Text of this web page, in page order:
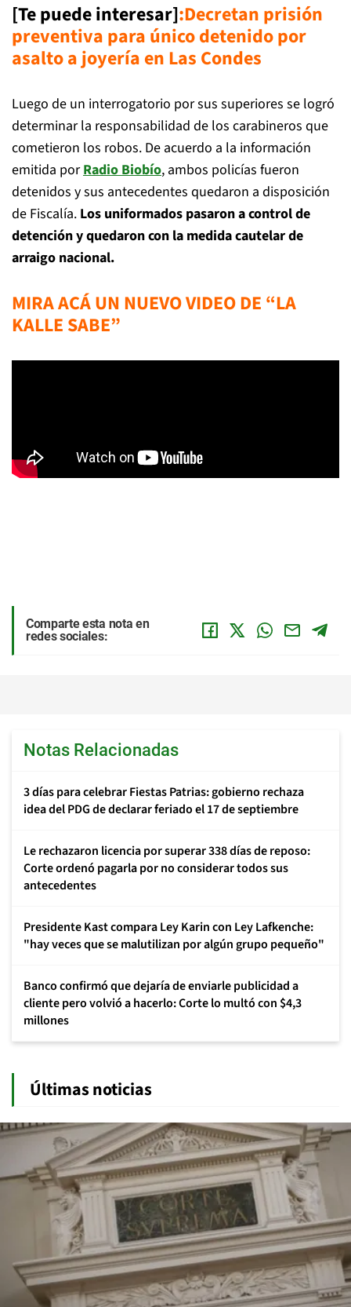
[Te puede interesar]:Decretan prisión
preventiva para único detenido por
asalto a joyería en Las Condes
Luego de un interrogatorio por sus superiores se logró
determinar la responsabilidad de los carabineros que
cometieron los robos. De acuerdo a la información
emitida porRadio Biobío, ambos policías fueron
detenidos y sus antecedentes quedaron a disposición
de Fiscalía. Los uniformados pasaron a control de
detención y quedaron con la medida cautelar de
arraigo nacional.
MIRA ACÁ UN NUEVO VIDEO DE “LA
KALLE SABE”
Comparte esta nota en
redes sociales:
Notas Relacionadas
3 días para celebrar Fiestas Patrias: gobierno rechaza
idea del PDG de declarar feriado el 17 de septiembre
Le rechazaron licencia por superar 338 días de reposo:
Corte ordenó pagarla por no considerar todos sus
antecedentes
Presidente Kast compara Ley Karin con Ley Lafkenche:
"hay veces que se malutilizan por algún grupo pequeño"
Banco confirmó que dejaría de enviarle publicidad a
cliente pero volvió a hacerlo: Corte lo multó con $4,3
millones
Últimas noticias